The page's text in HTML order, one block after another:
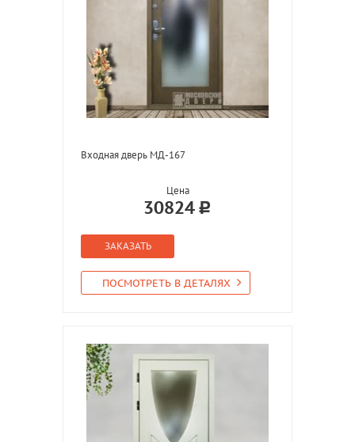
Входная дверь МД-167
Цена
30824
ЗАКАЗАТЬ
ПОСМОТРЕТЬ В ДЕТАЛЯХ